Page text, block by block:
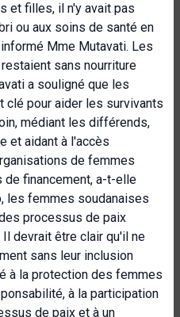
et filles, il n'y avait pas
ou aux soins de santé en
Mme Mutavati. Les
sans nourriture
a souligné que les
clé pour aider les survivants
médiant les différends,
et aidant à l'accès
de femmes
financement, a-t-elle
les femmes soudanaises
processus de paix
devrait être clair qu'il ne
sans leur inclusion
à la protection des femmes
à la participation
de paix et à un